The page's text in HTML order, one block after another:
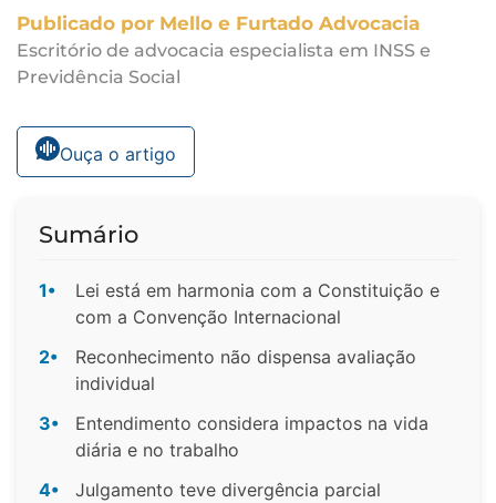
Publicado por Mello e Furtado Advocacia
Escritório de advocacia especialista em INSS e
Previdência Social
Ouça o artigo
Sumário
1•
Lei está em harmonia com a Constituição e
com a Convenção Internacional
2•
Reconhecimento não dispensa avaliação
individual
3•
Entendimento considera impactos na vida
diária e no trabalho
4•
Julgamento teve divergência parcial